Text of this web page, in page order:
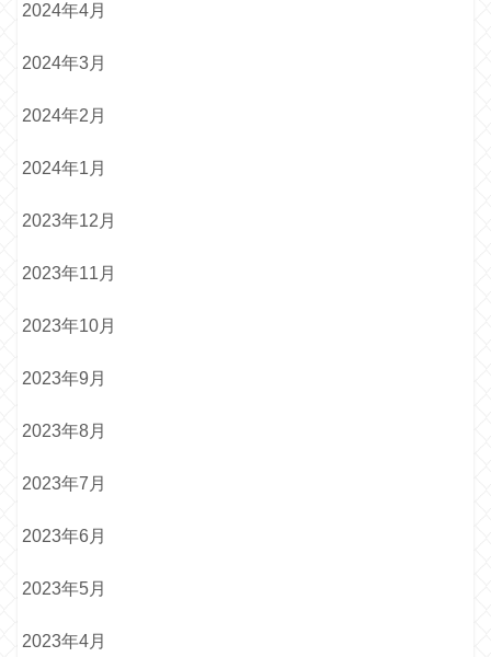
2024年4月
2024年3月
2024年2月
2024年1月
2023年12月
2023年11月
2023年10月
2023年9月
2023年8月
2023年7月
2023年6月
2023年5月
2023年4月